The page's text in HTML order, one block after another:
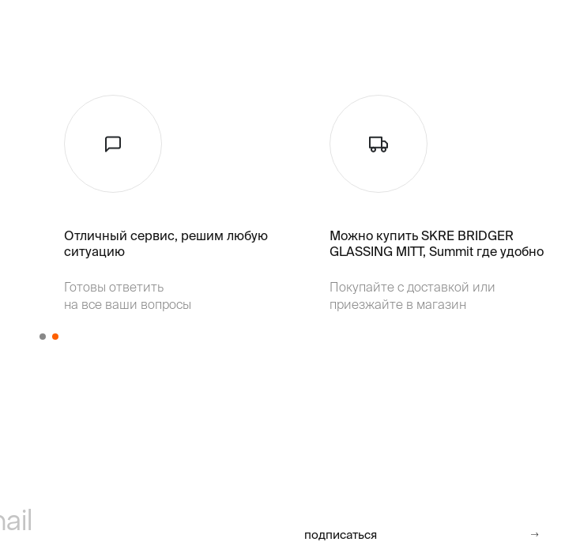
Отличный сервис, решим любую
ситуацию
Готовы ответить
на все ваши вопросы
Можно купить SKRE BRIDGER
GLASSING MITT, Summit где удобно
Покупайте с доставкой или
приезжайте в магазин
подписаться